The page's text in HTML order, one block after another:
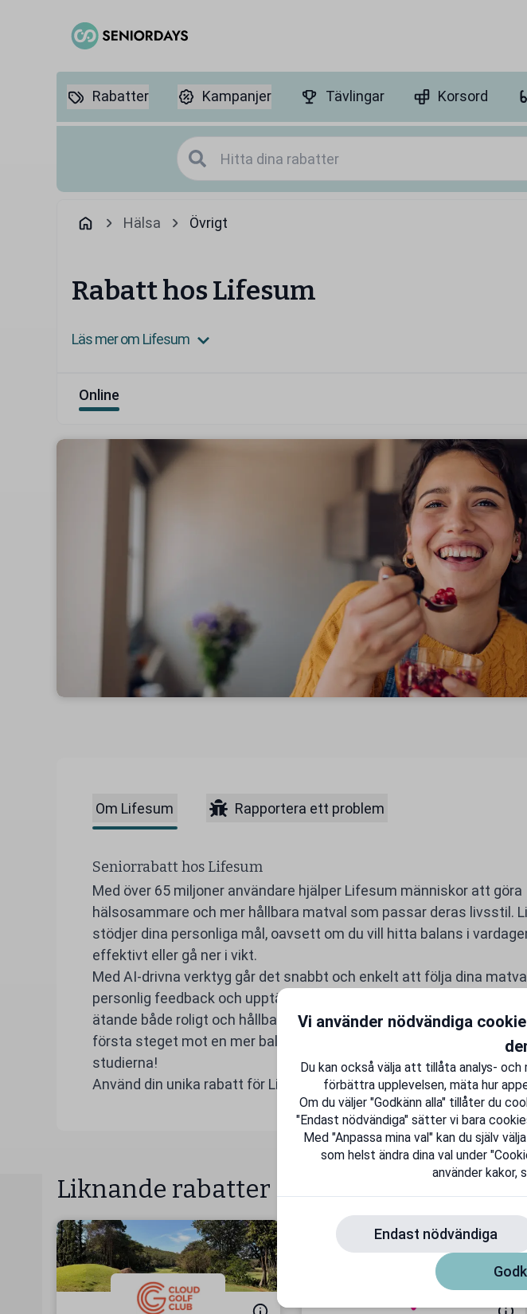
Rabatter Kampanjer Tävlingar Korsord
Hälsa Övrigt
Rabatt hos Lifesum
Läs mer om Lifesum
Online
Om Lifesum Rapportera ett problem
Seniorrabatt hos Lifesum
Med över 65 miljoner användare hjälper Lifesum människor att göra
hälsosammare och mer hållbara matval som passar deras livsstil.
stödjer dina personliga mål, oavsett om du vill hitta balans i
effektivt eller gå ner i vikt.
Med AI-drivna verktyg går det snabbt och enkelt att följa dina
personlig feedback och upptäcka recept och måltidsplaner som gör
ätande både roligt och hållbart. Kom igång med Lifesum Premium
första steget mot en mer balanserad, energifylld och inspirerande
studierna!
Använd din unika rabatt för Lifesum och gör livet efter 55 lite rikare.
Liknande rabatter
Vi använder nödvändiga
Du kan också välja att tillåta analys-
förbättra upplevelsen, mäta hur
Om du väljer "Godkänn alla" tillåter du
"Endast nödvändiga" sätter vi bara
Med "Anpassa mina val" kan du själv
som helst ändra dina val under
använder kakor,
Endast nödvändiga